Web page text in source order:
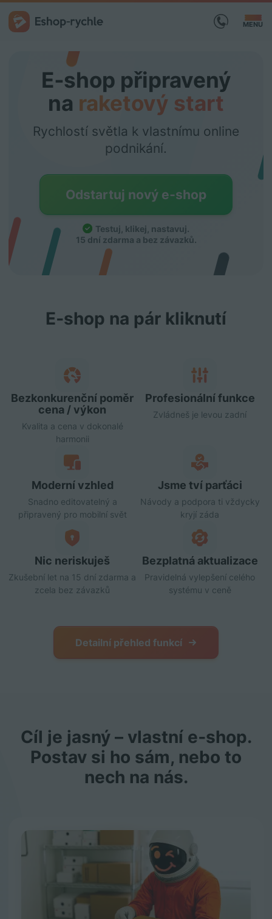
MENU
E‑shop připravený
na raketový start
Rychlostí světla k vlastnímu online
podnikání.
Odstartuj nový e‑shop
Testuj, klikej, nastavuj.
15 dní zdarma a bez závazků.
E‑shop na pár kliknutí
Bezkonkurenční poměr
cena / výkon
Kvalita a cena v dokonalé
harmonii
Profesionální funkce
Zvládneš je levou zadní
Moderní vzhled
Snadno editovatelný a
připravený pro mobilní svět
Jsme tví parťáci
Návody a podpora ti vždycky
kryjí záda
Nic neriskuješ
Zkušební let na 15 dní zdarma a
zcela bez závazků
Bezplatná aktualizace
Pravidelná vylepšení celého
systému v ceně
Detailní přehled funkcí
Cíl je jasný – vlastní e‑shop.
Postav si ho sám, nebo to
nech na nás.